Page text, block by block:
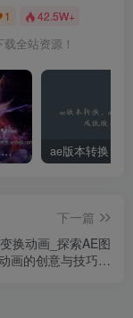
1 42.5W+
全站资源！
ae真人特效视频，大学生第一次做ppt怎么做
下一篇
换动画_探索AE图
画的创意与技巧之